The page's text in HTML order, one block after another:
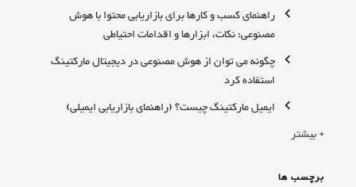
راهنمای کسب و کارها برای بازاریابی محتوا با هوش
مصنوعی: نکات، ابزارها و اقدامات احتیاطی
چگونه می توان از هوش مصنوعی در دیجیتال مارکتینگ
استفاده کرد
ایمیل مارکتینگ چیست؟ (راهنمای بازاریابی ایمیلی)
+ بیشتر
برچسب ها